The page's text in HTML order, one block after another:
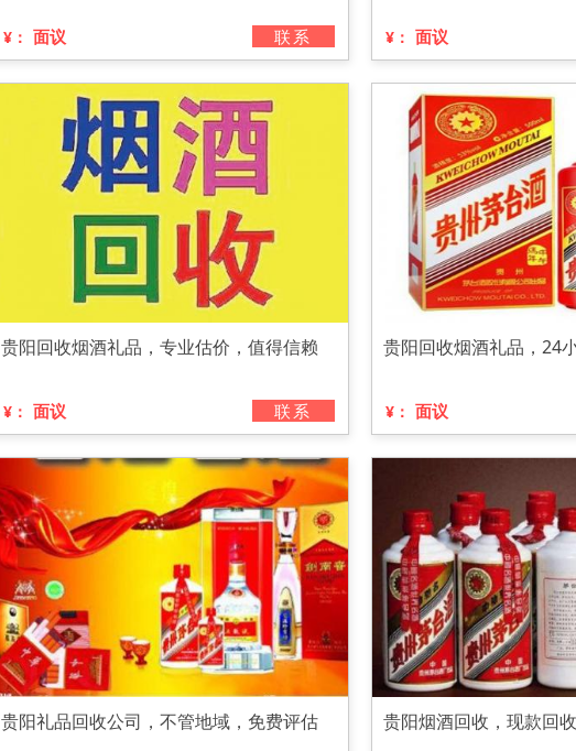
¥： 面议 联系 ¥： 面议
贵阳回收烟酒礼品，专业估价，值得信赖
¥： 面议 联系
贵阳回收烟酒礼品，24
¥： 面议
贵阳礼品回收公司，不管地域，免费评估 贵阳烟酒回收，现款回